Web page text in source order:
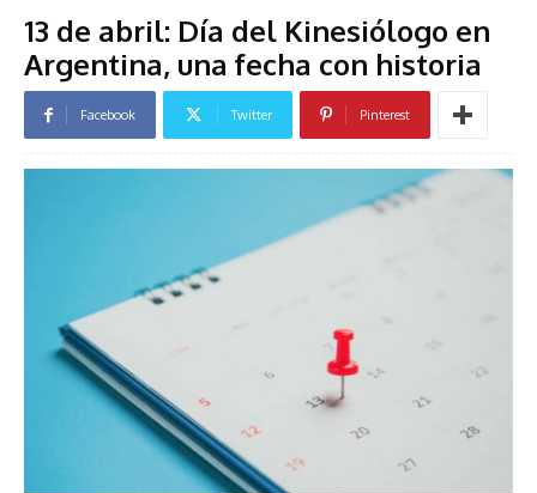
13 de abril: Día del Kinesiólogo en
Argentina, una fecha con historia
Facebook Twitter Pinterest